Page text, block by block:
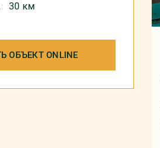
30 км
ОБЪЕКТ ONLINE